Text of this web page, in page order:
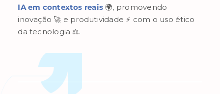
IA em contextos reais 🌍, promovendo
inovação 🚀 e produtividade ⚡ com o uso ético
da tecnologia ⚖️.